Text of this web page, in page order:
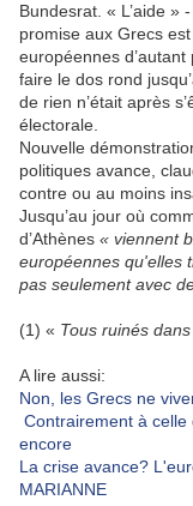
Bundesrat. « L’aide »
promise aux Grecs
européennes
faire le dos rond
de rien n’était après
électorale.
Nouvelle
politiques avance,
contre ou au moins
Jusqu’au jour où
d’Athènes « viennent
européennes qu'elles
pas seulement avec
(1) « Tous ruinés
A lire aussi:
Non, les Grecs ne
Contrairement à
encore
La crise avance?
MARIANNE